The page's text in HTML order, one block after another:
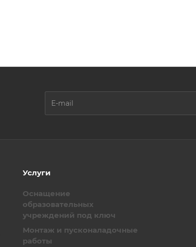
Услуги
Оснащение
образовательных
учреждений под ключ
Монтаж и пусконаладочные
работы